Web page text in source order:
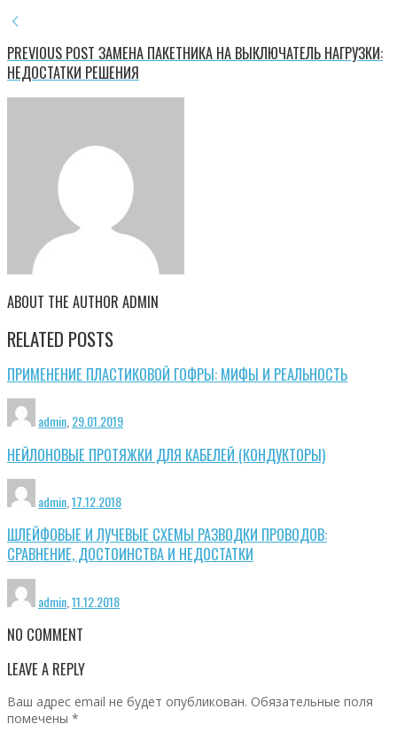
PREVIOUS POST ЗАМЕНА ПАКЕТНИКА НА ВЫКЛЮЧАТЕЛЬ НАГРУЗКИ:
НЕДОСТАТКИ РЕШЕНИЯ
ABOUT THE AUTHOR ADMIN
RELATED POSTS
ПРИМЕНЕНИЕ ПЛАСТИКОВОЙ ГОФРЫ: МИФЫ И РЕАЛЬНОСТЬ
admin,29.01.2019
НЕЙЛОНОВЫЕ ПРОТЯЖКИ ДЛЯ КАБЕЛЕЙ (КОНДУКТОРЫ)
admin 17.12.2018
ШЛЕЙФОВЫЕ И ЛУЧЕВЫЕ СХЕМЫ РАЗВОДКИ ПРОВОДОВ:
СРАВНЕНИЕ, ДОСТОИНСТВА И НЕДОСТАТКИ
admin 11.12.2018
NO COMMENT
LEAVE A REPLY
Ваш адрес email не будет опубликован. Обязательные поля
помечены *